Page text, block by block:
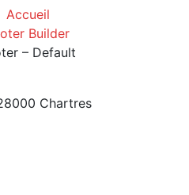
Accueil
Builder
– Default
Chartres